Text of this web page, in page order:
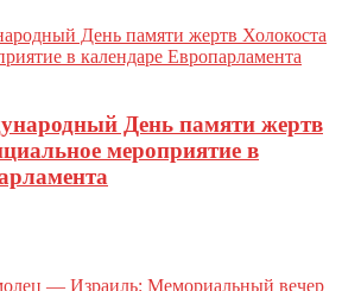
День памяти жертв
мероприятие в